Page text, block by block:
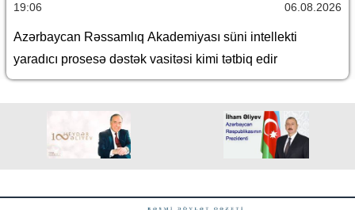
19:06 06.08.2026
Azərbaycan Rəssamlıq Akademiyası süni intellekti
yaradıcı prosesə dəstək vasitəsi kimi tətbiq edir